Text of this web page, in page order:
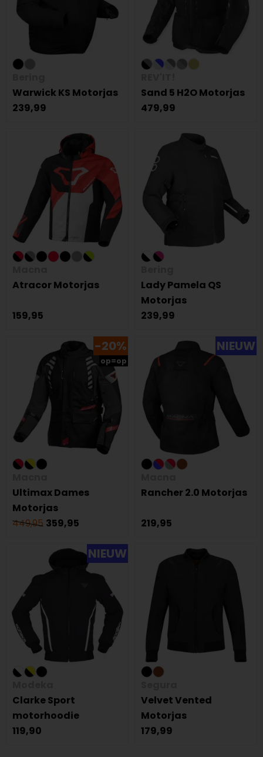
Warwick KS Motorjas
239,99
Sand 5 H2O Motorjas
479,99
Atracor Motorjas
159,95
Lady Pamela QS
Motorjas
239,99
-20%
op=op
Ultimax Dames
Motorjas
449,95 359,95
NIEUW
Rancher 2.0 Motorjas
219,95
NIEUW
Clarke Sport
motorhoodie
119,90
Velvet Vented
Motorjas
179,99